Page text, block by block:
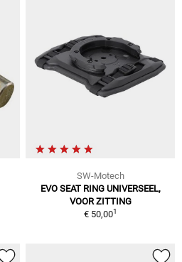
SW-Motech
EVO SEAT RING UNIVERSEEL,
VOOR ZITTING
€ 50,001